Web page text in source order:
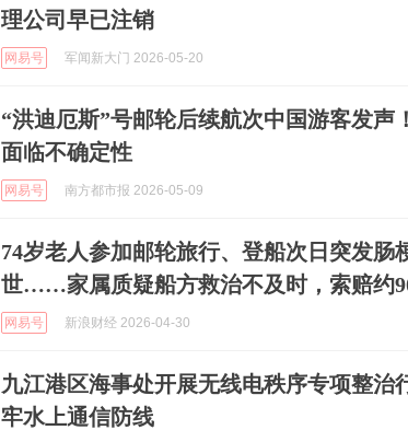
理公司早已注销
网易号 军闻新大门 2026-05-20
“洪迪厄斯”号邮轮后续航次中国游客发声
面临不确定性
网易号 南方都市报 2026-05-09
74岁老人参加邮轮旅行、登船次日突发肠
世……家属质疑船方救治不及时，索赔约
网易号 新浪财经 2026-04-30
九江港区海事处开展无线电秩序专项整治
牢水上通信防线